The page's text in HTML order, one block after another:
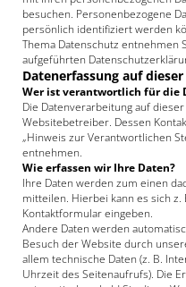
besuchen. Personenbezogene
persönlich identifiziert werden
Thema Datenschutz entnehmen
aufgeführten
Datenerfassung auf
Wer ist verantwortlich für die
Die Datenverarbeitung auf
Websitebetreiber. Dessen
„Hinweis zur Verantwortlichen
entnehmen.
Wie erfassen wir Ihre Daten?
Ihre Daten werden zum einen
mitteilen. Hierbei kann es sich z.
Kontaktformular eingeben.
Andere Daten werden
Besuch der Website durch
allem technische Daten (z. B.
Uhrzeit des Seitenaufrufs). Die